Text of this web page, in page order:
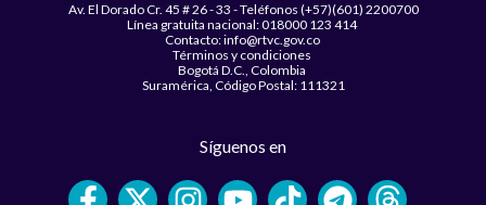
Av. El Dorado Cr. 45 # 26 - 33 - Teléfonos (+57)(601) 2200700
Línea gratuita nacional: 018000 123 414
Contacto: info@rtvc.gov.co
Términos y condiciones
Bogotá D.C., Colombia
Suramérica, Código Postal: 111321
Síguenos en